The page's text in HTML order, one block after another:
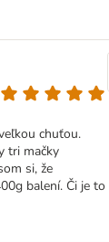
chuťou.
tri mačky
si, že
balení. Či je to